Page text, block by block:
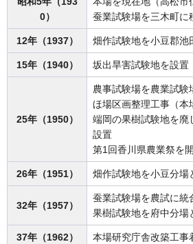
0）
蚕業試験場を三木町に
12年（1937） 畑作試験地を小豆郡池
15年（1940） 坂出旱害試験地を設置
25年（1950）
農事試験場を農業試験
ほ場区画整理工事（本
端岡の果樹試験地を
設置
第1回香川県農業祭を
26年（1951） 畑作試験地を小豆分場
32年（1957）
蚕業試験場を農試に統
果樹試験地を府中分場
37年（1962） 本場研究庁舎改築工事